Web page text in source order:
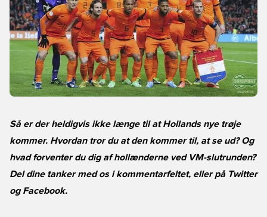
Så er der heldigvis ikke længe til at Hollands nye trøje
kommer. Hvordan tror du at den kommer til, at se ud? Og
hvad forventer du dig af hollænderne ved VM-slutrunden?
Del dine tanker med os i kommentarfeltet, eller på Twitter
ogFacebook.